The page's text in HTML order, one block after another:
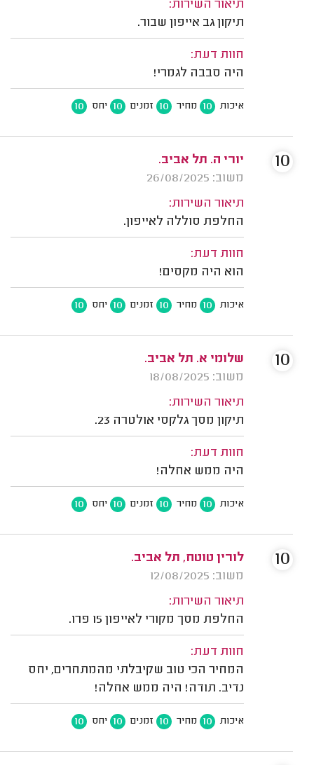
תיאור השירות:
תיקון גב אייפון שבור.
חוות דעת:
היה סבבה לגמרי!
איכות 10 מחיר 10 זמנים 10 יחס 10
יורי ה. תל אביב.
משוב: 26/08/2025
תיאור השירות:
החלפת סוללה לאייפון.
חוות דעת:
הוא היה מקסים!
איכות 10 מחיר 10 זמנים 10 יחס 10
10
שלומי א. תל אביב.
משוב: 18/08/2025
תיאור השירות:
תיקון מסך גלקסי אולטרה 23.
חוות דעת:
היה ממש אחלה!
איכות 10 מחיר 10 זמנים 10 יחס 10
10
לורין טוטח, תל אביב.
משוב: 12/08/2025
תיאור השירות:
החלפת מסך מקורי לאייפון 15 פרו.
חוות דעת:
המחיר הכי טוב שקיבלתי מהמתחרים, יחס
נדיב. תודה! היה ממש אחלה!
איכות 10 מחיר 10 זמנים 10 יחס 10
10